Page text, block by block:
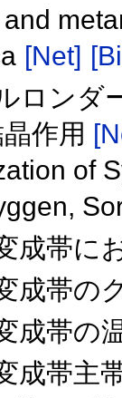
[Net]
ロンダ
作用
of
成帯に
成帯の
成帯の
成帯主